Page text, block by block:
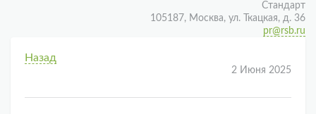
Стандарт
105187, Москва, ул. Ткацкая, д. 36
pr@rsb.ru
Назад
2 Июня 2025